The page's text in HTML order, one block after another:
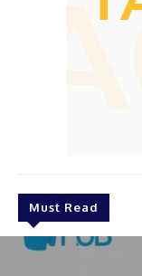
Must Read